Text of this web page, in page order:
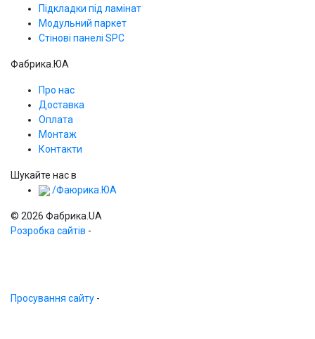
Підкладки під ламінат
Модульний паркет
Стінові панелі SPС
Фабрика.ЮА
Про нас
Доставка
Оплата
Монтаж
Контакти
Шукайте нас в
/Фаюрика.ЮА
© 2026 Фабрика.UA
Розробка сайтів -
Просування сайту -